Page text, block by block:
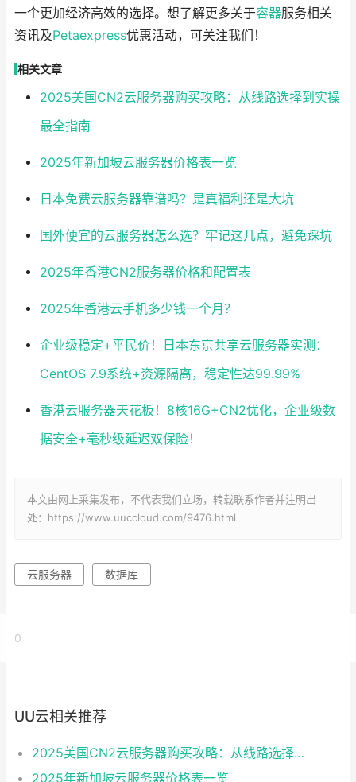
一个更加经济高效的选择。想了解更多关于容器服务相关
资讯及Petaexpress优惠活动，可关注我们！
相关文章
2025美国CN2云服务器购买攻略：从线路选择到实操
最全指南
2025年新加坡云服务器价格表一览
日本免费云服务器靠谱吗？是真福利还是大坑
国外便宜的云服务器怎么选？牢记这几点，避免踩坑
2025年香港CN2服务器价格和配置表
2025年香港云手机多少钱一个月？
企业级稳定+平民价！日本东京共享云服务器实测：
CentOS 7.9系统+资源隔离，稳定性达99.99%
香港云服务器天花板！8核16G+CN2优化，企业级数
据安全+毫秒级延迟双保险！
本文由网上采集发布，不代表我们立场，转载联系作者并注明出
处：https://www.uuccloud.com/9476.html
云服务器 数据库
0
UU云相关推荐
2025美国CN2云服务器购买攻略：从线路选择到实操最全指南
2025年新加坡云服务器价格表一览